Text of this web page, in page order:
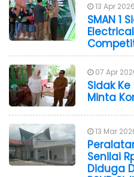
13 Apr
SMAN 1
07 Apr
Sidak
Minta
13 Mar
Senilai
Diduga